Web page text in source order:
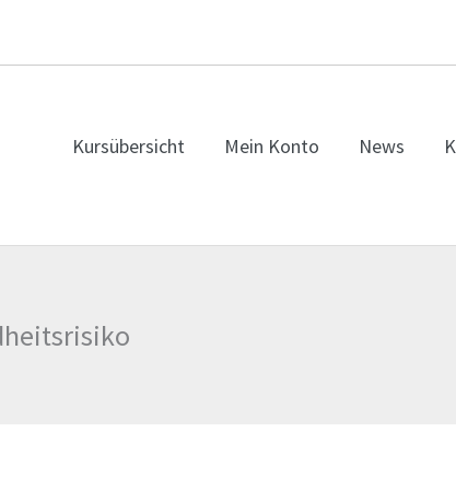
Kursübersicht Mein Konto News